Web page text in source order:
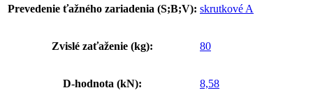
Prevedenie ťažného zariadenia (S;B;V): skrutkové A
Zvislé zaťaženie (kg): 80
D-hodnota (kN): 8,58